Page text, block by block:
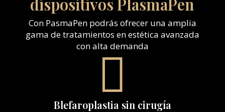
Con PasmaPen podrás ofrecer una amplia
gama de tratamientos en estética avanzada
con alta demanda

Blefaroplastia sin cirugía